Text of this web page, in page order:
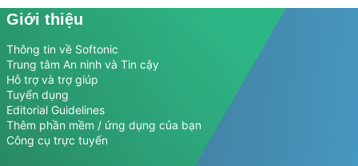
Giới thiệu
Thông tin về Softonic
Trung tâm An ninh và Tin cậy
Hỗ trợ và trợ giúp
Tuyển dụng
Editorial Guidelines
Thêm phần mềm / ứng dụng của bạn
Công cụ trực tuyến